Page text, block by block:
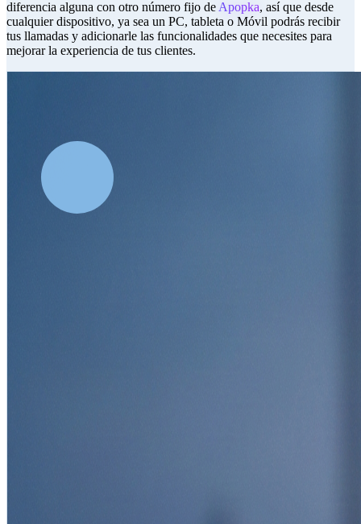
diferencia alguna con otro número fijo de Apopka, así que desde
cualquier dispositivo, ya sea un PC, tableta o Móvil podrás recibir
tus llamadas y adicionarle las funcionalidades que necesites para
mejorar la experiencia de tus clientes.